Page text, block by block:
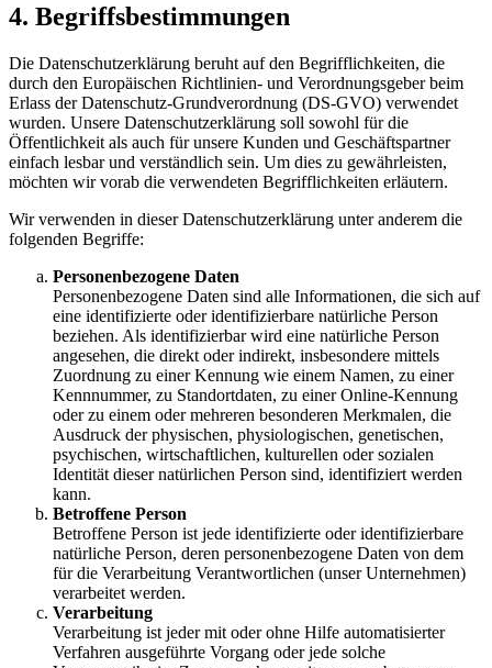
4. Begriffsbestimmungen
Die Datenschutzerklärung beruht auf den Begrifflichkeiten, die
durch den Europäischen Richtlinien- und Verordnungsgeber beim
Erlass der Datenschutz-Grundverordnung (DS-GVO) verwendet
wurden. Unsere Datenschutzerklärung soll sowohl für die
Öffentlichkeit als auch für unsere Kunden und Geschäftspartner
einfach lesbar und verständlich sein. Um dies zu gewährleisten,
möchten wir vorab die verwendeten Begrifflichkeiten erläutern.
Wir verwenden in dieser Datenschutzerklärung unter anderem die
folgenden Begriffe:
Personenbezogene Daten
Personenbezogene Daten sind alle Informationen, die sich auf
eine identifizierte oder identifizierbare natürliche Person
beziehen. Als identifizierbar wird eine natürliche Person
angesehen, die direkt oder indirekt, insbesondere mittels
Zuordnung zu einer Kennung wie einem Namen, zu einer
Kennnummer, zu Standortdaten, zu einer Online-Kennung
oder zu einem oder mehreren besonderen Merkmalen, die
Ausdruck der physischen, physiologischen, genetischen,
psychischen, wirtschaftlichen, kulturellen oder sozialen
Identität dieser natürlichen Person sind, identifiziert werden
kann.
Betroffene Person
Betroffene Person ist jede identifizierte oder identifizierbare
natürliche Person, deren personenbezogene Daten von dem
für die Verarbeitung Verantwortlichen (unser Unternehmen)
verarbeitet werden.
Verarbeitung
Verarbeitung ist jeder mit oder ohne Hilfe automatisierter
Verfahren ausgeführte Vorgang oder jede solche